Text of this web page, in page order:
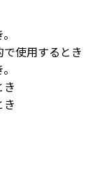
で使用するとき
き
き